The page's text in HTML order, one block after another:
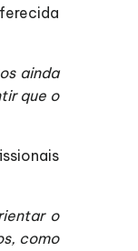
ainda
que o
o
como